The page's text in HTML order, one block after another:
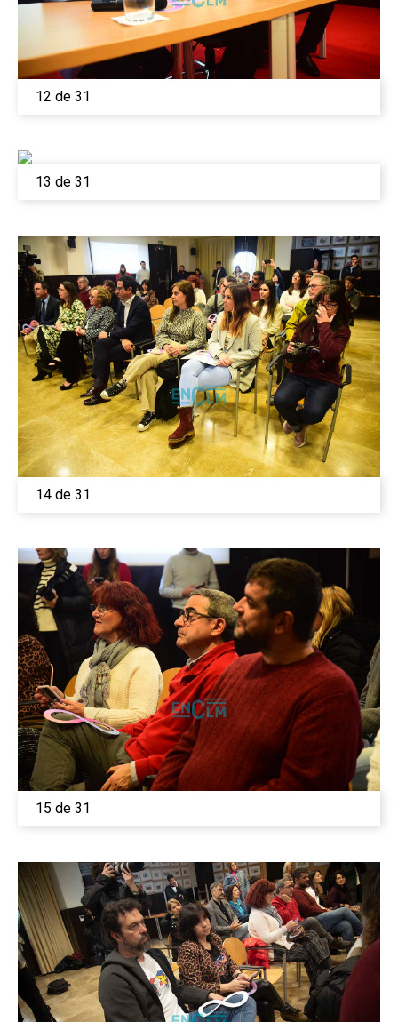
12 de 31
13 de 31
14 de 31
15 de 31